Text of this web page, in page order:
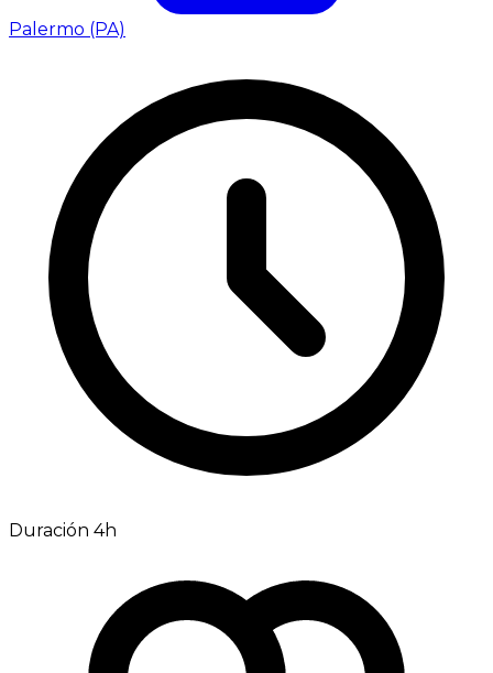
Palermo (PA)
Duración 4h